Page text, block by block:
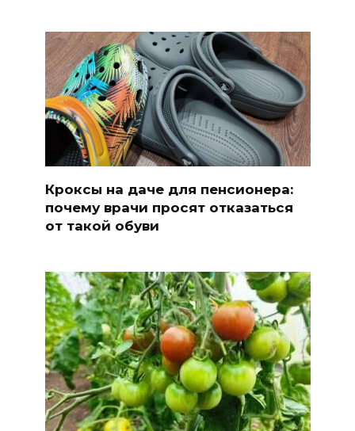
Кроксы на даче для пенсионера:
почему врачи просят отказаться
от такой обуви